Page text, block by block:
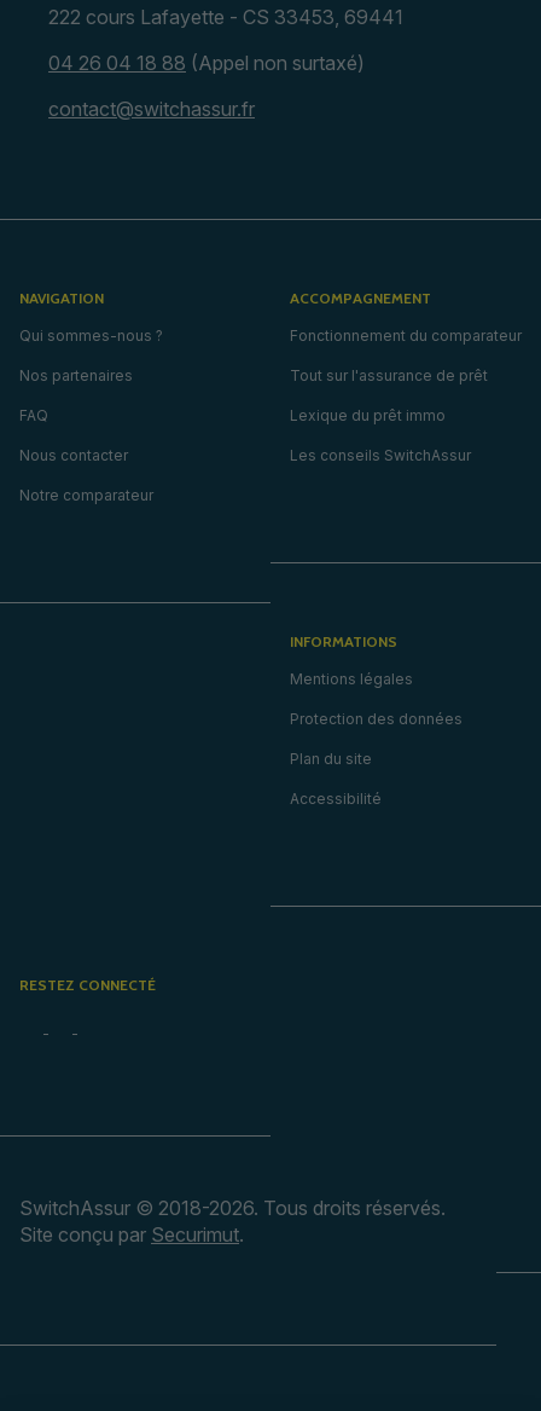
222 cours Lafayette - CS 33453, 69441
04 26 04 18 88 (Appel non surtaxé)
contact@switchassur.fr
NAVIGATION
Qui sommes-nous ?
Nos partenaires
FAQ
Nous contacter
Notre comparateur
ACCOMPAGNEMENT
Fonctionnement du comparateur
Tout sur l'assurance de prêt
Lexique du prêt immo
Les conseils SwitchAssur
INFORMATIONS
Mentions légales
Protection des données
Plan du site
Accessibilité
RESTEZ CONNECTÉ
SwitchAssur © 2018-2026. Tous droits réservés.
Site conçu par Securimut.